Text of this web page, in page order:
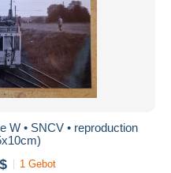
W • SNCV • reproduction
1 Gebot